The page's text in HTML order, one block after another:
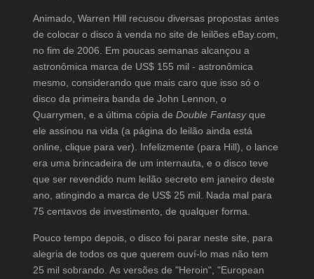
Animado, Warren Hill recusou diversas propostas antes
de colocar o disco à venda no site de leilões eBay.com,
no fim de 2006. Em poucas semanas alcançou a
astronômica marca de US$ 155 mil - astronômica
mesmo, considerando que mais caro que isso só o
disco da primeira banda de John Lennon, o
Quarrymen, e a última cópia de Double Fantasyque
ele assinou na vida (a página do leilão ainda está
online, clique para ver). Infelizmente (para Hill), o lance
era uma brincadeira de um internauta, e o disco teve
que ser revendido num leilão secreto em janeiro deste
ano, atingindo a marca de US$ 25 mil. Nada mal para
75 centavos de investimento, de qualquer forma.
Pouco tempo depois, o disco foi parar neste site, para
alegria de todos os que querem ouví-lo mas não tem
25 mil sobrando. As versões de "Heroin", "European